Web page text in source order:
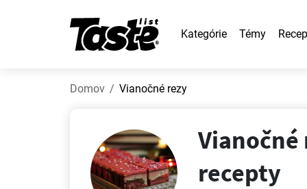
Kategórie Témy
Domov Vianočné rezy
Vianočné
recepty